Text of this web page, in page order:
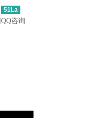
51La
QQ咨询